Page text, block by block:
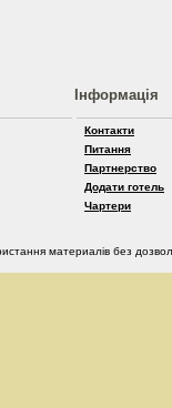
Інформація
Контакти
Питання
Партнерство
Додати готель
Чартери
материалів без